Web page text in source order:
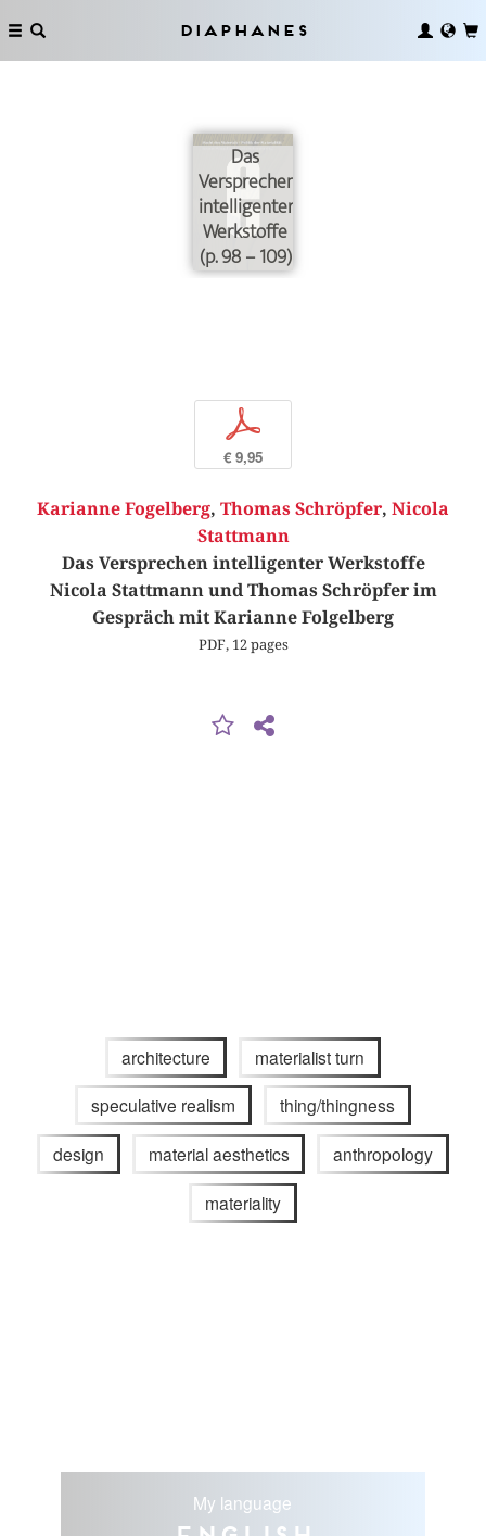
Diaphanes
Das
Versprechen
intelligenter
Werkstoffe
(p. 98 – 109)
p
€ 9,95
Karianne Fogelberg, Thomas Schröpfer, Nicola
Stattmann
Das Versprechen intelligenter Werkstoffe
Nicola Stattmann und Thomas Schröpfer im
Gespräch mit Karianne Folgelberg
PDF, 12 pages
architecture materialist turn
speculative realism thing/thingness
design material aesthetics anthropology
materiality
My language